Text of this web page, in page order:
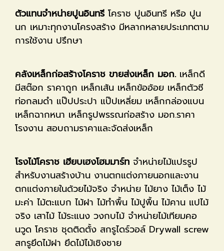
ตัวแทนจำหน่ายปูนอินทรี โคราช ปูนอินทรี หรือ ปูน
นก เหมาะทุกงานโครงสร้าง มีหลากหลายประเภทตาม
การใช้งาน ปรึกษา
คลังเหล็กก่อสร้างโคราช ขายส่งเหล็ก มอก.เหล็กดี
มีสต๊อก ราคาถูก เหล็กเส้น เหล็กข้ออ้อย เหล็กตัวซี
ท่อกลมดำ แป๊ปประปา แป๊ปเหลี่ยม เหล็กกล่องแบน
เหล็กฉากหนา เหล็กรูปพรรณก่อสร้าง มอก.ราคา
โรงงาน สอบถามราคาและจัดส่งเหล็ก
โรงไม้โคราช เฮียบเฮงโฮมมาร์ท จำหน่ายไม้แปรรูป
สำหรับงานสร้างบ้าน งานตกแต่งภายนอกและงาน
ตกแต่งภายในด้วยไม้จริง จำหน่าย ไม้ยาง ไม้เต็ง ไม้
มะค่า ไม้ตะแบก ไม้ฝา ไม้ทำพื้น ไม้ปูพื้น ไม้คาน แปไม้
จริง เสาไม้ ไม้ระแนง วงกบไม้ จำหน่ายไม้เทียมคอ
นวูด โคราช ชุดติดตั้ง สกรูไดร์วอล์ Drywall screw
สกรูยึดไม้ฝา ยึดไม้ไม้เชิงชาย